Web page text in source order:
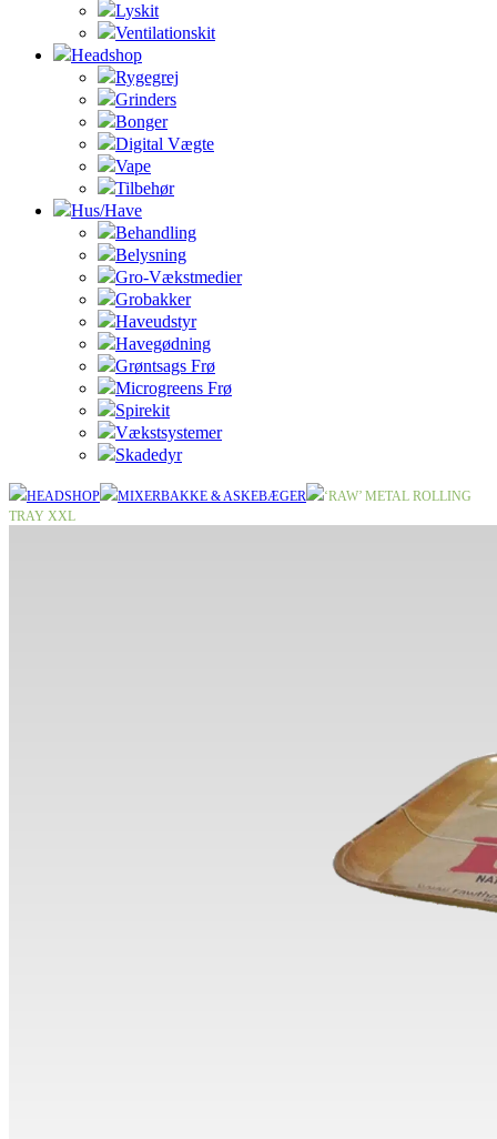
Lyskit
Ventilationskit
Headshop
Rygegrej
Grinders
Bonger
Digital Vægte
Vape
Tilbehør
Hus/Have
Behandling
Belysning
Gro-Vækstmedier
Grobakker
Haveudstyr
Havegødning
Grøntsags Frø
Microgreens Frø
Spirekit
Vækstsystemer
Skadedyr
HEADSHOP MIXERBAKKE & ASKEBÆGER
‘RAW’ METAL ROLLING
TRAY XXL